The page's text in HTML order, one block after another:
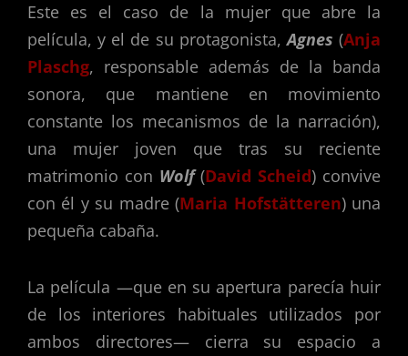
Este es el caso de la mujer que abre la
película, y el de su protagonista,Agnes (Anja
Plaschg, responsable además de la banda
sonora, que mantiene en movimiento
constante los mecanismos de la narración),
una mujer joven que tras su reciente
matrimonio con Wolf (David Scheid) convive
con él y su madre (Maria Hofstätteren) una
pequeña cabaña.
La película —que en su apertura parecía huir
de los interiores habituales utilizados por
ambos directores— cierra su espacio a